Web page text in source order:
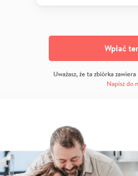
Wpłać
Uważasz, że ta zbiórka zawiera
Napisz do